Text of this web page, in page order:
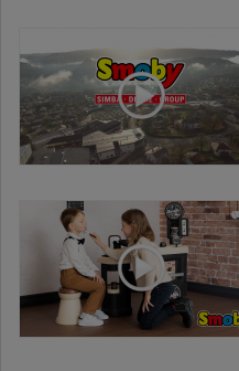
Und sobald das
abgenommen
Lauflernwagen
Puppenwagen,
Spielbrett
dem die
werden kann.